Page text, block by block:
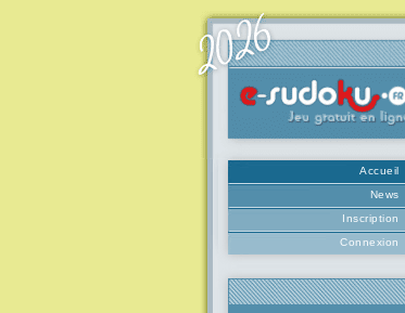
Accueil
News
Inscription
Connexion